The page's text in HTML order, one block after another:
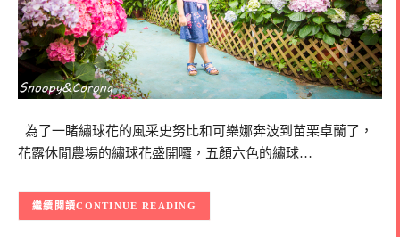
為了一睹繡球花的風采史努比和可樂娜奔波到苗栗卓蘭了，
花露休閒農場的繡球花盛開囉，五顏六色的繡球…
CONTINUE READING